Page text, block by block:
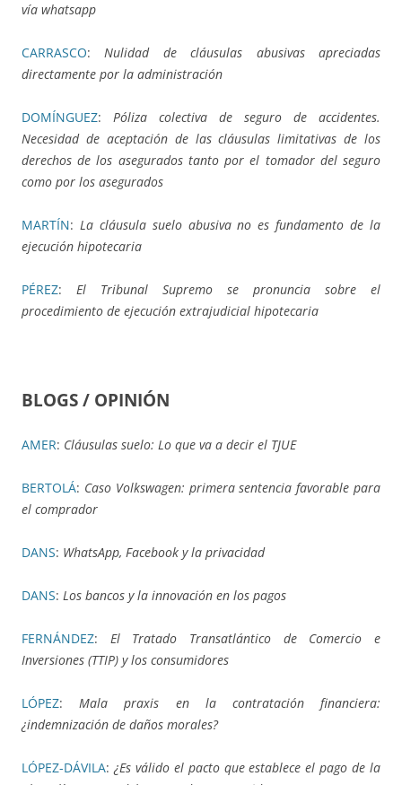
vía whatsapp
CARRASCO:Nulidad de cláusulas abusivas apreciadas
directamente por la administración
DOMÍNGUEZ: Póliza colectiva de seguro de accidentes.
Necesidad de aceptación de las cláusulas limitativas de los
derechos de los asegurados tanto por el tomador del seguro
como por los asegurados
MARTÍN: La cláusula suelo abusiva no es fundamento de la
ejecución hipotecaria
PÉREZ: El Tribunal Supremo se pronuncia sobre el
procedimiento de ejecución extrajudicial hipotecaria
BLOGS / OPINIÓN
AMER: Cláusulas suelo: Lo que va a decir el TJUE
BERTOLÁ: Caso Volkswagen: primera sentencia favorable para
el comprador
DANS: WhatsApp, Facebook y la privacidad
DANS: Los bancos y la innovación en los pagos
FERNÁNDEZ: El Tratado Transatlántico de Comercio e
Inversiones (TTIP) y los consumidores
LÓPEZ:Mala praxis en la contratación financiera:
¿indemnización de daños morales?
LÓPEZ-DÁVILA: ¿Es válido el pacto que establece el pago de la